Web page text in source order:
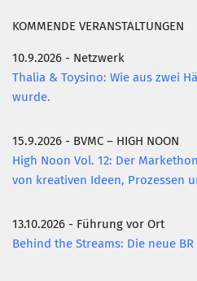
KOMMENDE VERANSTALTUNGEN
10.9.2026 - Netzwerk
Thalia & Toysino: Wie aus zwei
wurde.
15.9.2026 - BVMC – HIGH NOON
High Noon Vol. 12: Der
von kreativen Ideen, Prozessen
13.10.2026 - Führung vor Ort
Behind the Streams: Die neue